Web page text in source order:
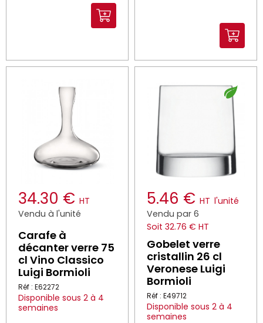
34.30 € HT
Vendu à l'unité
Carafe à
décanter verre 75
cl Vino Classico
Luigi Bormioli
Réf : E62272
Disponible sous 2 à 4
semaines
5.46 € HT l'unité
Vendu par 6
Soit 32.76 € HT
Gobelet verre
cristallin 26 cl
Veronese Luigi
Bormioli
Réf : E49712
Disponible sous 2 à 4
semaines